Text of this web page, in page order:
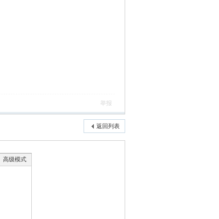
举报
返回列表
高级模式